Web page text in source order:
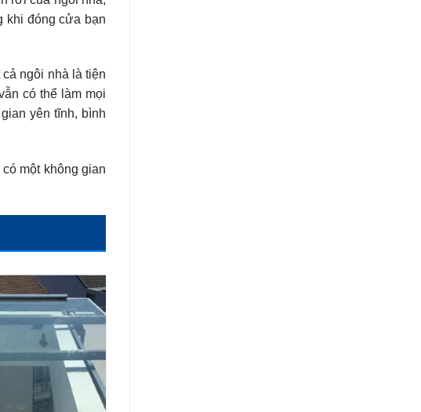
khi đóng cửa bạn
ngôi nhà là tiện
có thể làm mọi
yên tĩnh, bình
một không gian